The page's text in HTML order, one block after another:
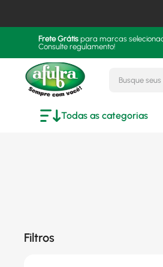
Frete Grátis para marcas
Consulte regulamento!
Todas as categorias
Filtros